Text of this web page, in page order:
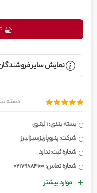
نمایش سایر
دسته
بسته بندی: 1 لیتری
شرکت: پتروپاریزسبزالبرز
شماره ثبت:ندارد
شماره تماس: 02179884100
موارد بیشتر